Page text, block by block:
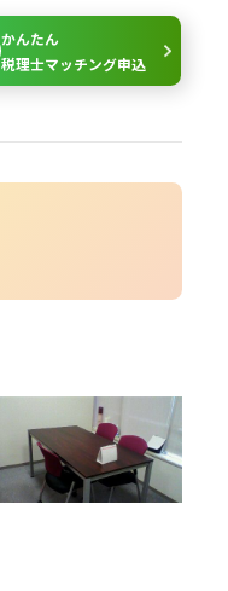
かんたん
税理士マッチング申込